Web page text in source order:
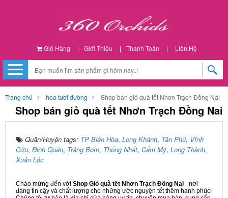
Giỏ Hàng | Giới Thiệu | Thanh Toán | Liên Hệ
Trang chủ hoa tươi đường Shop bán giỏ quà tết Nhơn Trạch Đồng Nai
Shop bán giỏ quà tết Nhơn Trạch Đồng Nai
Quận/Huyện tags: TP Biên Hòa, Long Khánh, Tân Phú, Vĩnh
Cửu, Định Quán, Trảng Bom, Thống Nhất, Cẩm Mỹ, Long Thành,
Xuân Lộc
Chào mừng đến với Shop Giỏ quà tết Nhơn Trạch Đồng Nai - nơi
đáng tin cậy và chất lượng cho những ước nguyện tết thêm hạnh phúc!